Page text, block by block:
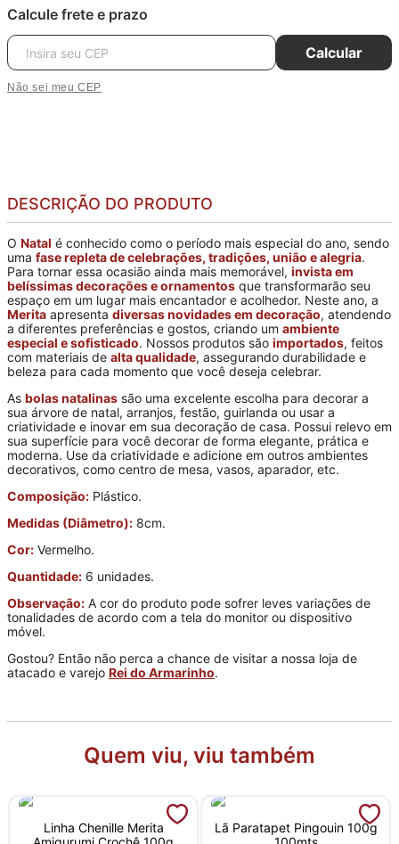
Calcule frete e prazo
Calcular
Não sei meu CEP
DESCRIÇÃO DO PRODUTO
O Natal é conhecido como o período mais especial do ano, sendo
uma fase repleta de celebrações, tradições, união e alegria.
Para tornar essa ocasião ainda mais memorável, invista em
belíssimas decorações e ornamentos que transformarão seu
espaço em um lugar mais encantador e acolhedor. Neste ano, a
Merita apresenta diversas novidades em decoração, atendendo
a diferentes preferências e gostos, criando um ambiente
especial e sofisticado. Nossos produtos são importados, feitos
com materiais de alta qualidade, assegurando durabilidade e
beleza para cada momento que você deseja celebrar.
As bolas natalinas são uma excelente escolha para decorar a
sua árvore de natal, arranjos, festão, guirlanda ou usar a
criatividade e inovar em sua decoração de casa. Possui relevo em
sua superfície para você decorar de forma elegante, prática e
moderna. Use da criatividade e adicione em outros ambientes
decorativos, como centro de mesa, vasos, aparador, etc.
Composição: Plástico.
Medidas (Diâmetro): 8cm.
Cor: Vermelho.
Quantidade: 6 unidades.
Observação: A cor do produto pode sofrer leves variações de
tonalidades de acordo com a tela do monitor ou dispositivo
móvel.
Gostou? Então não perca a chance de visitar a nossa loja de
atacado e varejo Rei do Armarinho.
Quem viu, viu também
Linha Chenille Merita
Lã Paratapet Pingouin 100g